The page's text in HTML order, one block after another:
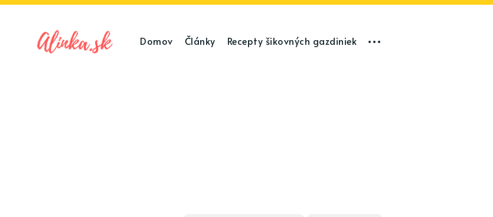
Domov Články Recepty šikovných gazdiniek